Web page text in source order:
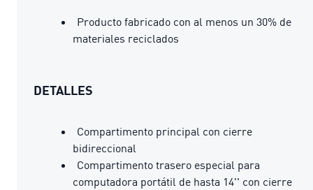
Producto fabricado con al menos un 30% de
materiales reciclados
DETALLES
Compartimento principal con cierre
bidireccional
Compartimento trasero especial para
computadora portátil de hasta 14'' con cierre